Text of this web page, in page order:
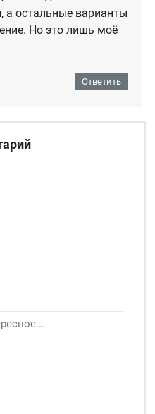
а остальные варианты
Но это лишь моё
Ответить